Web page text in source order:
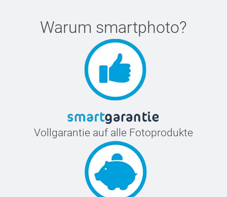
Warum smartphoto?
Vollgarantie auf alle Fotoprodukte